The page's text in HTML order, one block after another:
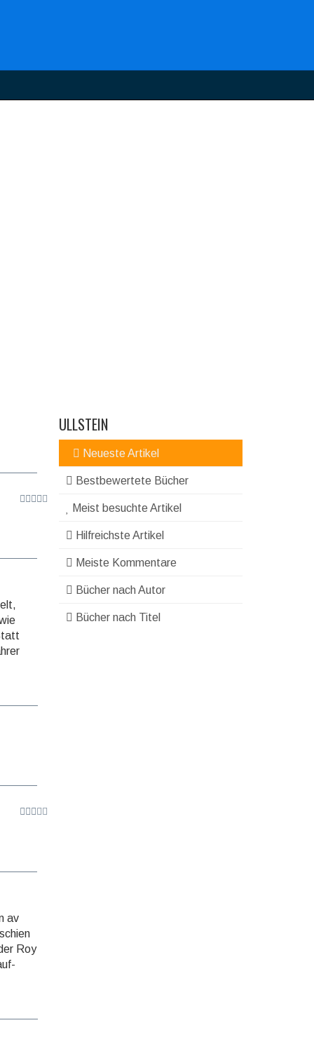
ULLSTEIN
Neueste Artikel
Bestbewertete Bücher
Meist besuchte Artikel
Hilfreichste Artikel
Meiste Kommentare
Bücher nach Autor
Bücher nach Titel
av
Roy